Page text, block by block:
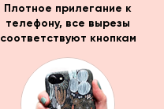
Плотное прилегание к
телефону, все вырезы
соответствуют кнопкам